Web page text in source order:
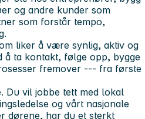
og andre kunder som
som forstår tempo,
liker å være synlig, aktiv og
å ta kontakt, følge opp, bygge
fremover --- fra første
Du vil jobbe tett med lokal
og vårt nasjonale
dørene, har du et sterkt